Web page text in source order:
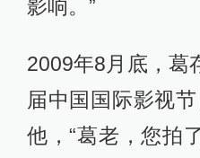
影响。”
2009年8月底，葛
届中国国际影视
他，“葛老，您拍